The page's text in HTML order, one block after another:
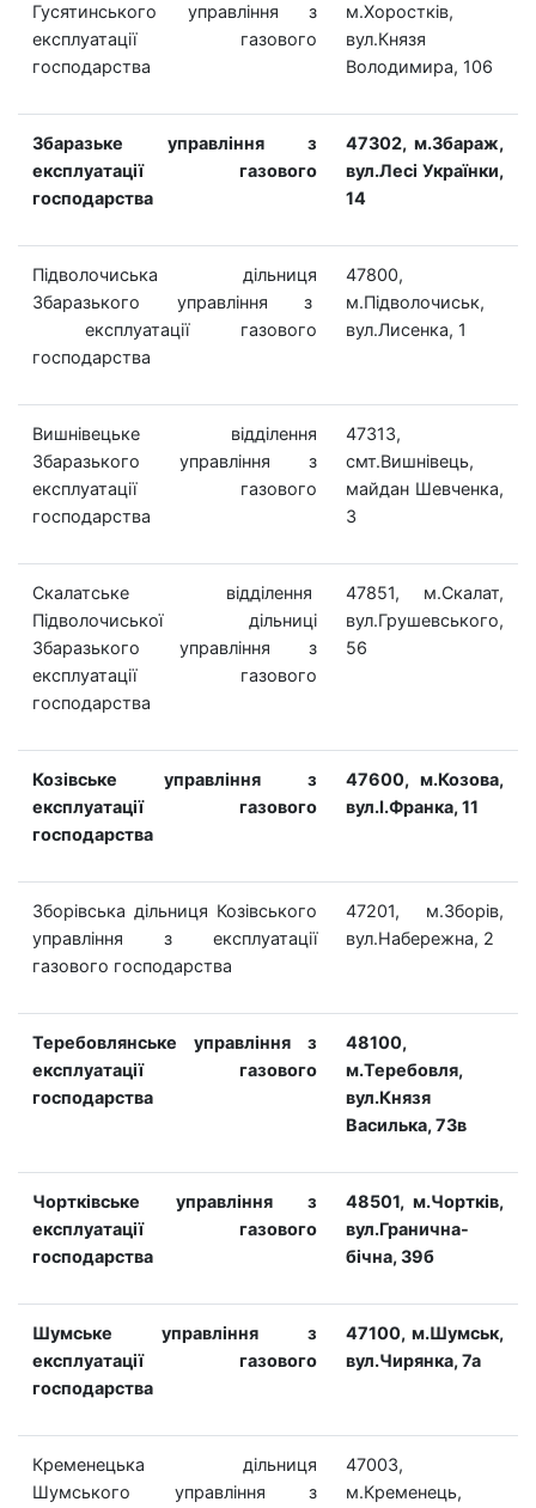
Гусятинського управління з
експлуатації газового
господарства
м.Хоростків,
вул.Князя
Володимира, 106
Збаразьке управління з
експлуатації газового
господарства
47302, м.Збараж,
вул.Лесі Українки,
14
Підволочиська дільниця
Збаразького управління з
експлуатації газового
господарства
47800,
м.Підволочиськ,
вул.Лисенка, 1
Вишнівецьке відділення
Збаразького управління з
експлуатації газового
господарства
47313,
смт.Вишнівець,
майдан Шевченка,
3
Скалатське відділення
Підволочиської дільниці
Збаразького управління з
експлуатації газового
господарства
47851, м.Скалат,
вул.Грушевського,
56
Козівське управління з
експлуатації газового
господарства
47600, м.Козова,
вул.І.Франка, 11
Зборівська дільниця Козівського
управління з експлуатації
газового господарства
47201, м.Зборів,
вул.Набережна, 2
Теребовлянське управління з
експлуатації газового
господарства
48100,
м.Теребовля,
вул.Князя
Василька, 73в
Чортківське управління з
експлуатації газового
господарства
48501, м.Чортків,
вул.Гранична-
бічна, 39б
Шумське управління з
експлуатації газового
господарства
47100, м.Шумськ,
вул.Чирянка, 7а
Кременецька дільниця
Шумського управління з
47003,
м.Кременець,